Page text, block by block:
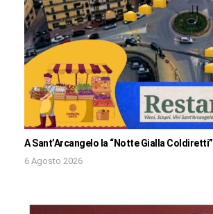
A Sant’Arcangelo la “Notte Gialla Coldiretti”
6 Agosto 2026